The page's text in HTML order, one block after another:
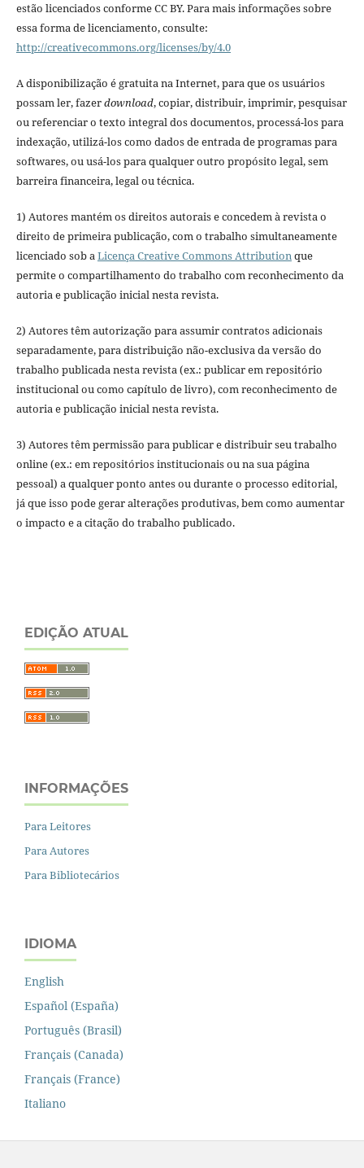
estão licenciados conforme CC BY. Para mais informações sobre
essa forma de licenciamento, consulte:
http://creativecommons.org/licenses/by/4.0
A disponibilização é gratuita na Internet, para que os usuários
possam ler, fazerdownload, copiar, distribuir, imprimir, pesquisar
ou referenciar o texto integral dos documentos, processá-los para
indexação, utilizá-los como dados de entrada de programas para
softwares, ou usá-los para qualquer outro propósito legal, sem
barreira financeira, legal ou técnica.
1) Autores mantém os direitos autorais e concedem à revista o
direito de primeira publicação, com o trabalho simultaneamente
licenciado sob aLicença Creative Commons Attributionque
permite o compartilhamento do trabalho com reconhecimento da
autoria e publicação inicial nesta revista.
2) Autores têm autorização para assumir contratos adicionais
separadamente, para distribuição não-exclusiva da versão do
trabalho publicada nesta revista (ex.: publicar em repositório
institucional ou como capítulo de livro), com reconhecimento de
autoria e publicação inicial nesta revista.
3) Autores têm permissão para publicar e distribuir seu trabalho
online (ex.: em repositórios institucionais ou na sua página
pessoal) a qualquer ponto antes ou durante o processo editorial,
já que isso pode gerar alterações produtivas, bem como aumentar
o impacto e a citação do trabalho publicado.
EDIÇÃO ATUAL
INFORMAÇÕES
Para Leitores
Para Autores
Para Bibliotecários
IDIOMA
English
Español (España)
Português (Brasil)
Français (Canada)
Français (France)
Italiano